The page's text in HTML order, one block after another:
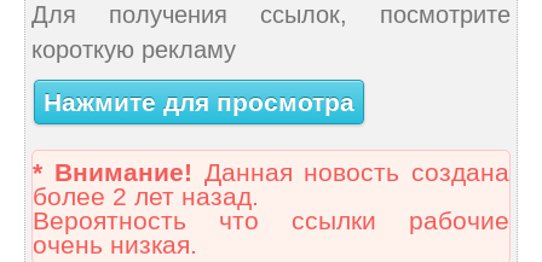
Для получения ссылок, посмотрите
короткую рекламу
Нажмите для просмотра
* Внимание! Данная новость создана
более 2 лет назад.
Вероятность что ссылки рабочие
очень низкая.